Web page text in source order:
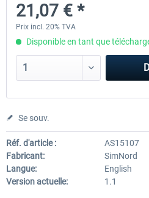
30,20 € *
21,07 € *
Prix incl. 20% TVA
Disponible en tant que
Se souv.
Réf. d'article :
AS15107
Fabricant:
SimNord
Langue:
English
Version actuelle:
1.1